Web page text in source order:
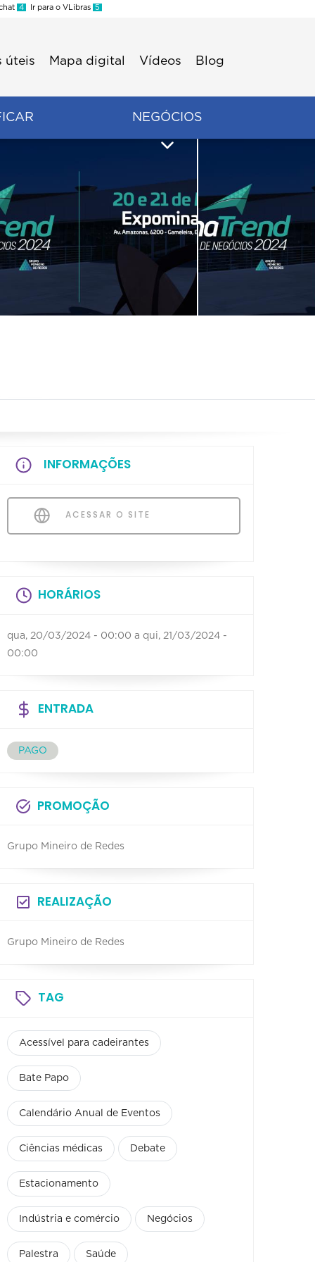
4 Ir para o VLibras 5
úteis Mapa digital Vídeos Blog
NEGÓCIOS
INFORMAÇÕES
ACESSAR O SITE
HORÁRIOS
qua, 20/03/2024 - 00:00 a qui, 21/03/2024 -
00:00
ENTRADA
PAGO
PROMOÇÃO
Grupo Mineiro de Redes
REALIZAÇÃO
Grupo Mineiro de Redes
TAG
Acessível para cadeirantes
Bate Papo
Calendário Anual de Eventos
Ciências médicas Debate
Estacionamento
Indústria e comércio Negócios
Palestra Saúde